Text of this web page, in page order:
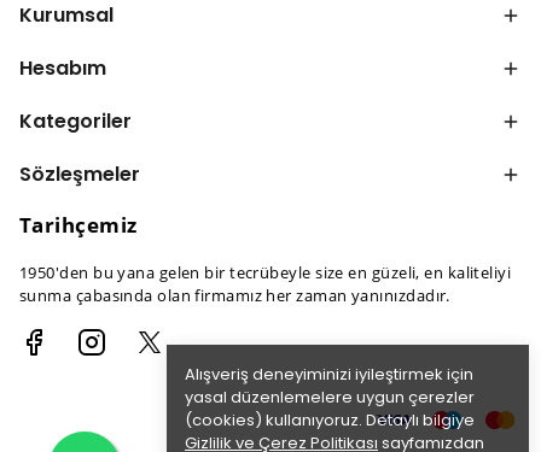
Alışveriş deneyiminizi iyileştirmek için
yasal düzenlemelere uygun çerezler
(cookies) kullanıyoruz. Detaylı bilgiye
Gizlilik ve Çerez Politikası sayfamızdan
Kurumsal
Hesabım
Kategoriler
Sözleşmeler
Tarihçemiz
1950'den bu yana gelen bir tecrübeyle size en güzeli, en kaliteliyi
sunma çabasında olan firmamız her zaman yanınızdadır.